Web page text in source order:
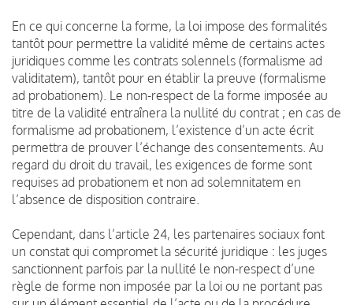
En ce qui concerne la forme, la loi impose des formalités
tantôt pour permettre la validité même de certains actes
juridiques comme les contrats solennels (formalisme ad
validitatem), tantôt pour en établir la preuve (formalisme
ad probationem). Le non-respect de la forme imposée au
titre de la validité entraînera la nullité du contrat ; en cas de
formalisme ad probationem, l’existence d’un acte écrit
permettra de prouver l’échange des consentements. Au
regard du droit du travail, les exigences de forme sont
requises ad probationem et non ad solemnitatem en
l’absence de disposition contraire.
Cependant, dans l’article 24, les partenaires sociaux font
un constat qui compromet la sécurité juridique : les juges
sanctionnent parfois par la nullité le non-respect d’une
règle de forme non imposée par la loi ou ne portant pas